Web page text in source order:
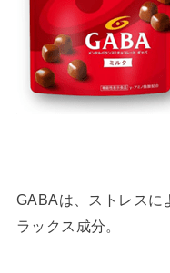
GABAは、ストレスに
ラックス成分。